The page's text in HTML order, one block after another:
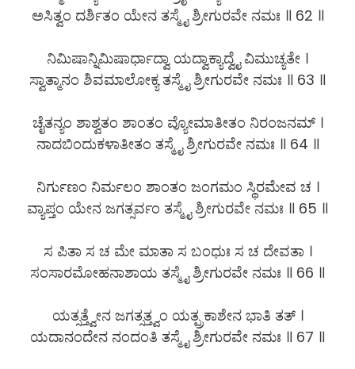
ಅಸಿತ್ವಂ ದರ್ಶಿತಂ ಯೇನ ತಸ್ಮೈ ಶ್ರೀಗುರವೇ ನಮಃ ॥ 62 ॥
ನಿಮಿಷಾನ್ನಿಮಿಷಾರ್ಧಾದ್ವಾ ಯದ್ವಾಕ್ಯಾದ್ವೈ ವಿಮುಚ್ಯತೇ ।
ಸ್ವಾತ್ಮಾನಂ ಶಿವಮಾಲೋಕ್ಯ ತಸ್ಮೈ ಶ್ರೀಗುರವೇ ನಮಃ ॥ 63 ॥
ಚೈತನ್ಯಂ ಶಾಶ್ವತಂ ಶಾಂತಂ ವ್ಯೋಮಾತೀತಂ ನಿರಂಜನಮ್ ।
ನಾದಬಿಂದುಕಳಾತೀತಂ ತಸ್ಮೈ ಶ್ರೀಗುರವೇ ನಮಃ ॥ 64 ॥
ನಿರ್ಗುಣಂ ನಿರ್ಮಲಂ ಶಾಂತಂ ಜಂಗಮಂ ಸ್ಥಿರಮೇವ ಚ ।
ವ್ಯಾಪ್ತಂ ಯೇನ ಜಗತ್ಸರ್ವಂ ತಸ್ಮೈ ಶ್ರೀಗುರವೇ ನಮಃ ॥ 65 ॥
ಸ ಪಿತಾ ಸ ಚ ಮೇ ಮಾತಾ ಸ ಬಂಧುಃ ಸ ಚ ದೇವತಾ ।
ಸಂಸಾರಮೋಹನಾಶಾಯ ತಸ್ಮೈ ಶ್ರೀಗುರವೇ ನಮಃ ॥ 66 ॥
ಯತ್ಸತ್ತ್ವೇನ ಜಗತ್ಸತ್ತ್ವಂ ಯತ್ಪ್ರಕಾಶೇನ ಭಾತಿ ತತ್ ।
ಯದಾನಂದೇನ ನಂದಂತಿ ತಸ್ಮೈ ಶ್ರೀಗುರವೇ ನಮಃ ॥ 67 ॥